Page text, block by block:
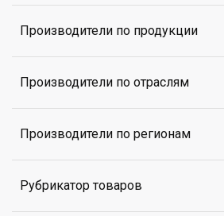
Производители по продукции
Производители по отраслям
Производители по регионам
Рубрикатор товаров